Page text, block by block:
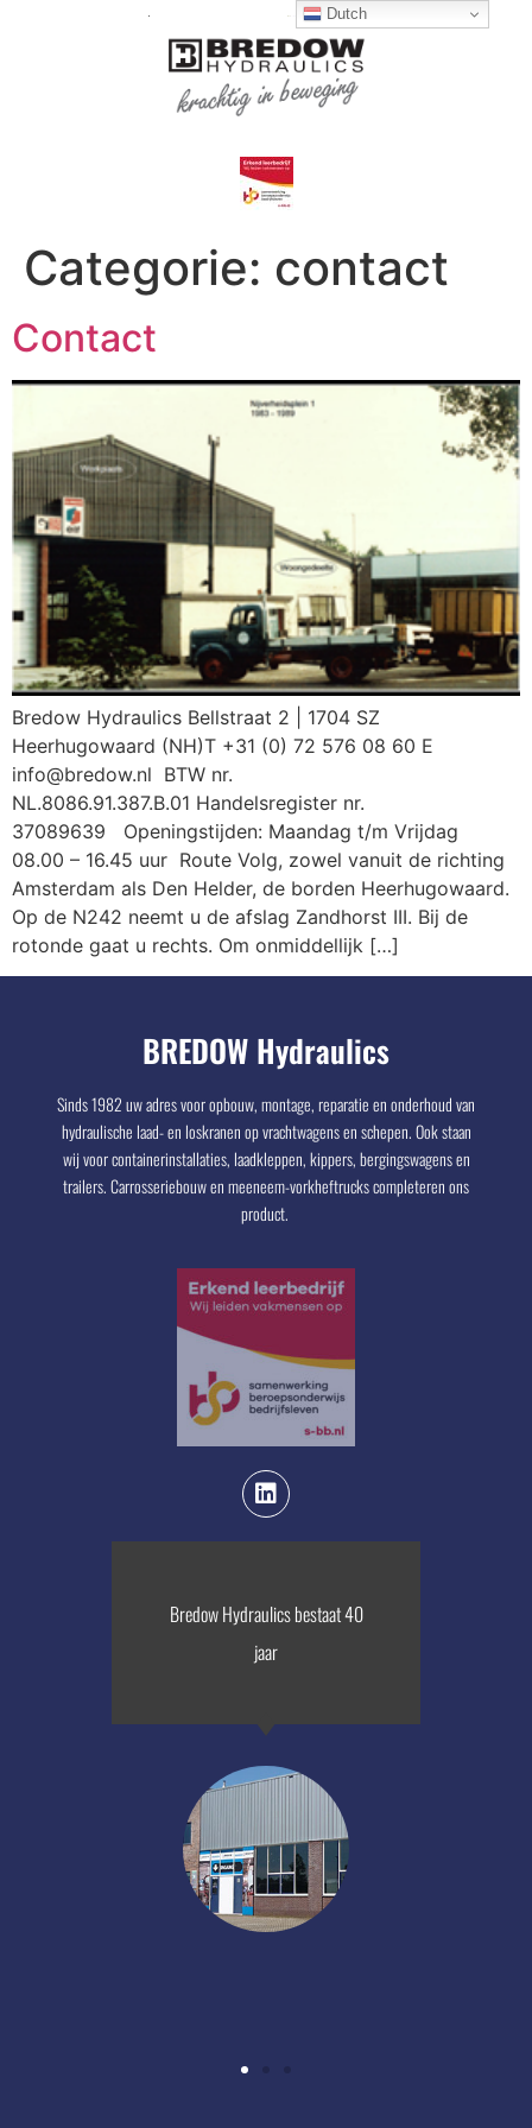
Categorie: contact
Contact
Bredow Hydraulics Bellstraat 2 | 1704 SZ
Heerhugowaard (NH)T +31 (0) 72 576 08 60 E
info@bredow.nl BTW nr.
NL.8086.91.387.B.01 Handelsregister nr.
37089639 Openingstijden: Maandag t/m Vrijdag
08.00 – 16.45 uur Route Volg, zowel vanuit de richting
Amsterdam als Den Helder, de borden Heerhugowaard.
Op de N242 neemt u de afslag Zandhorst III. Bij de
rotonde gaat u rechts. Om onmiddellijk […]
BREDOW Hydraulics
Sinds 1982 uw adres voor opbouw, montage, reparatie en onderhoud van
hydraulische laad- en loskranen op vrachtwagens en schepen. Ook staan
wij voor containerinstallaties, laadkleppen, kippers, bergingswagens en
trailers. Carrosseriebouw en meeneem-vorkheftrucks completeren ons
product.
Bredow Hydraulics bestaat 40
jaar
Dutch